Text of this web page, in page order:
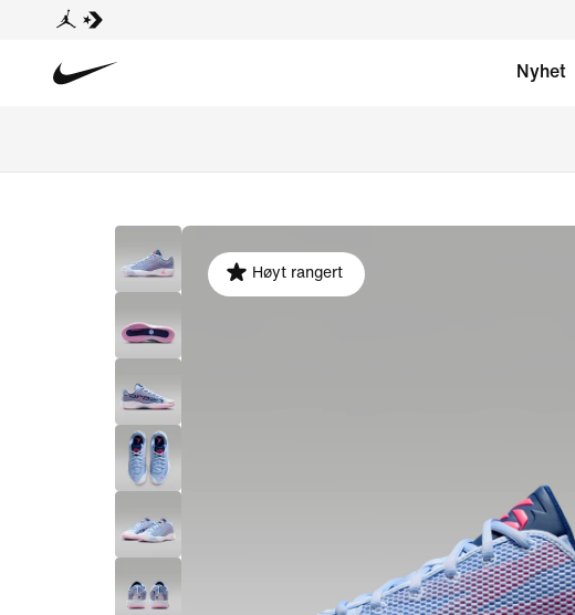
Nyhet
Høyt rangert